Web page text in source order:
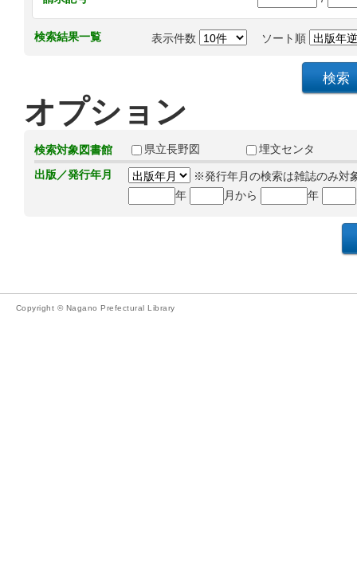
検索結果一覧 表示件数 ソート順
オプション
検索対象図書館 県立長野図
埋文センタ
出版／発行年月
※発行年月の検索は雑誌のみ対
年
月から 年
Copyright © Nagano Prefectural Library